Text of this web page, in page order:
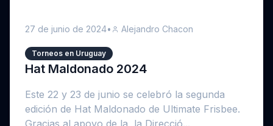
27 de junio de 2024• Alejandro Chacon
Torneos en Uruguay
Hat Maldonado 2024
Este 22 y 23 de junio se celebró la segunda
edición de Hat Maldonado de Ultimate Frisbee.
Gracias al apoyo de la la Direcció...